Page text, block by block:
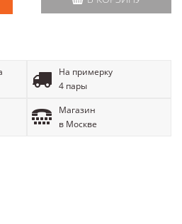
На примерку
4 пары
Магазин
в Москве